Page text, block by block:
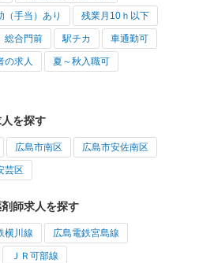
（手当）あり 残業月10ｈ以下
総合門前 駅チカ 車通勤可
の求人 夏～秋入職可
を探す
広島市南区 広島市安佐南区
芸区
師求人を探す
横川線 広島電鉄宮島線
ＪＲ可部線